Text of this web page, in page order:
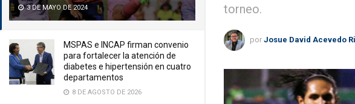
3 DE MAYO DE 2024
MSPAS e INCAP firman convenio
para fortalecer la atención de
diabetes e hipertensión en cuatro
departamentos
8 DE AGOSTO DE 2026
torneo.
por Josue David Acevedo